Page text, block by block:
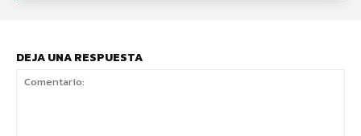
DEJA UNA RESPUESTA